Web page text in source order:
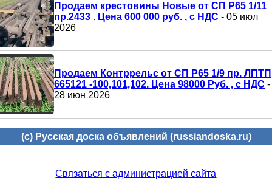
Продаем крестовины Новые от СП Р65 1/11
пр.2433 . Цена 600 000 руб. , с НДС - 05 июл
2026
Продаем Контррельс от СП Р65 1/9 пр. ЛПТП
665121 -100,101,102. Цена 98000 Руб. , с НДС -
28 июн 2026
(c) Русская доска объявлений (russiandoska.ru)
Связаться с администрацией сайта